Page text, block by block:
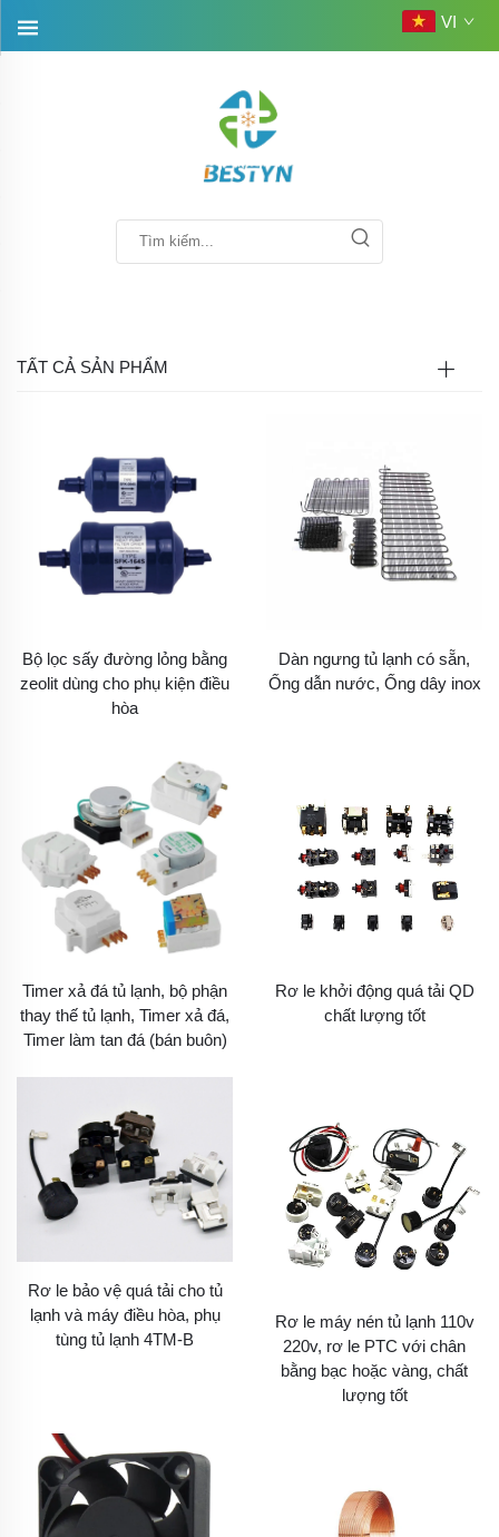
VI
TẤT CẢ SẢN PHẨM
Bộ lọc sấy đường lỏng bằng
zeolit dùng cho phụ kiện điều
hòa
Dàn ngưng tủ lạnh có sẵn,
Ống dẫn nước, Ống dây inox
Timer xả đá tủ lạnh, bộ phận
thay thế tủ lạnh, Timer xả đá,
Timer làm tan đá (bán buôn)
Rơ le khởi động quá tải QD
chất lượng tốt
Rơ le bảo vệ quá tải cho tủ
lạnh và máy điều hòa, phụ
tùng tủ lạnh 4TM-B
Rơ le máy nén tủ lạnh 110v
220v, rơ le PTC với chân
bằng bạc hoặc vàng, chất
lượng tốt